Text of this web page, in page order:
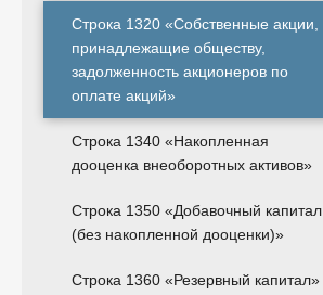
Строка 1320 «Собственные акции,
принадлежащие обществу,
задолженность акционеров по
оплате акций»
Строка 1340 «Накопленная
дооценка внеоборотных активов»
Строка 1350 «Добавочный капитал
(без накопленной дооценки)»
Строка 1360 «Резервный капитал»